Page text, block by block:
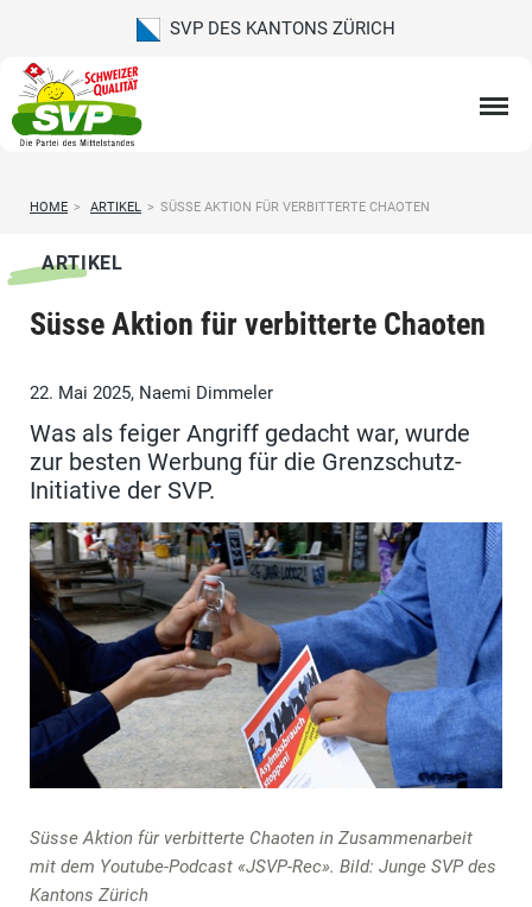
SVP DES KANTONS ZÜRICH
HOME > ARTIKEL > SÜSSE AKTION FÜR VERBITTERTE CHAOTEN
ARTIKEL
Süsse Aktion für verbitterte Chaoten
22. Mai 2025, Naemi Dimmeler
Was als feiger Angriff gedacht war, wurde
zur besten Werbung für die Grenzschutz-
Initiative der SVP.
Süsse Aktion für verbitterte Chaoten in Zusammenarbeit
mit dem Youtube-Podcast «JSVP-Rec». Bild: Junge SVP des
Kantons Zürich